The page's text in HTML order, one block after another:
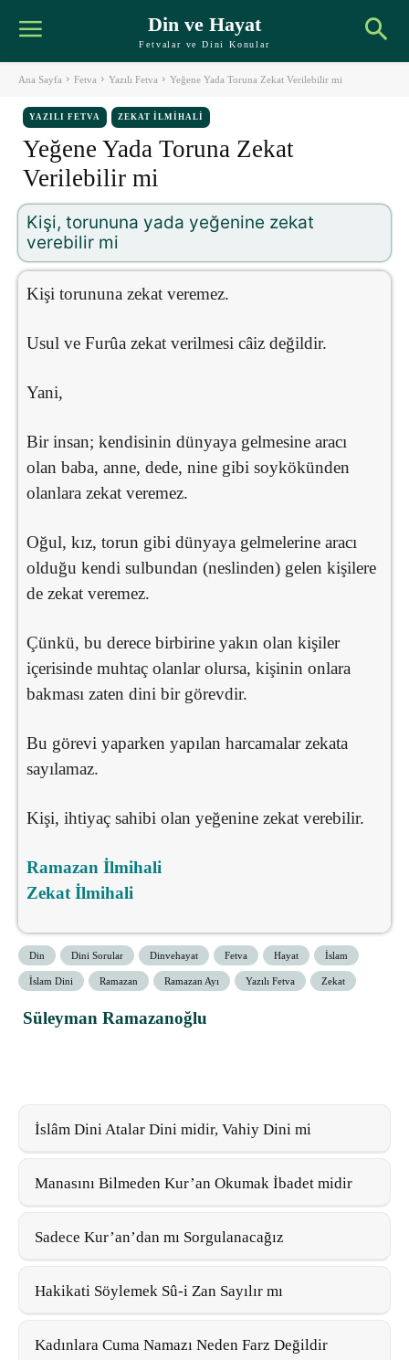
Din ve Hayat
Fetvalar ve Dini Konular
Ana Sayfa Fetva Yazılı Fetva Yeğene Yada Toruna Zekat Verilebilir mi
YAZILI FETVA ZEKAT İLMIHALI
Yeğene Yada Toruna Zekat
Verilebilir mi
Kişi, torununa yada yeğenine zekat
verebilir mi
Kişi torununa zekat veremez.
Usul ve Furûa zekat verilmesi câiz değildir.
Yani,
Bir insan; kendisinin dünyaya gelmesine aracı
olan baba, anne, dede, nine gibi soykökünden
olanlara zekat veremez.
Oğul, kız, torun gibi dünyaya gelmelerine aracı
olduğu kendi sulbundan (neslinden) gelen kişilere
de zekat veremez.
Çünkü, bu derece birbirine yakın olan kişiler
içerisinde muhtaç olanlar olursa, kişinin onlara
bakması zaten dini bir görevdir.
Bu görevi yaparken yapılan harcamalar zekata
sayılamaz.
Kişi, ihtiyaç sahibi olan yeğenine zekat verebilir.
Ramazan İlmihali
Zekat İlmihali
Din Dini Sorular Dinvehayat Fetva Hayat İslam
İslam Dini Ramazan Ramazan Ayı Yazılı Fetva Zekat
Süleyman Ramazanoğlu
İslâm Dini Atalar Dini midir, Vahiy Dini mi
Manasını Bilmeden Kur’an Okumak İbadet midir
Sadece Kur’an’dan mı Sorgulanacağız
Hakikati Söylemek Sû-i Zan Sayılır mı
Kadınlara Cuma Namazı Neden Farz Değildir